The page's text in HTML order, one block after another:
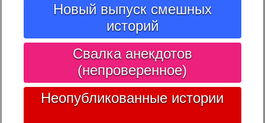
Новый выпуск смешных
историй
Свалка анекдотов
(непроверенное)
Неопубликованные истории